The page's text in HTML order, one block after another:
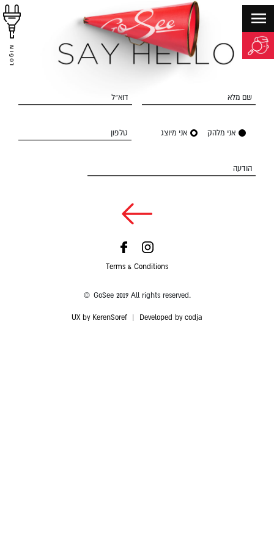
LOGIN
שם מלא דוא״ל
אני מלהק אני מיוצג טלפון
הודעה
Terms & Conditions
© GoSee 2019 All rights reserved.
UX by KerenSoref Developed by codja